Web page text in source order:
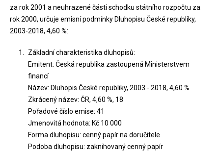
za rok 2001 a neuhrazené části schodku státního rozpočtu za
rok 2000, určuje emisní podmínky Dluhopisu České republiky,
2003-2018, 4,60 %:
Základní charakteristika dluhopisů:
Emitent: Česká republika zastoupená Ministerstvem
financí
Název: Dluhopis České republiky, 2003 - 2018, 4,60 %
Zkrácený název: ČR, 4,60 %, 18
Pořadové číslo emise: 41
Jmenovitá hodnota: Kč 10 000
Forma dluhopisu: cenný papír na doručitele
Podoba dluhopisu: zaknihovaný cenný papír